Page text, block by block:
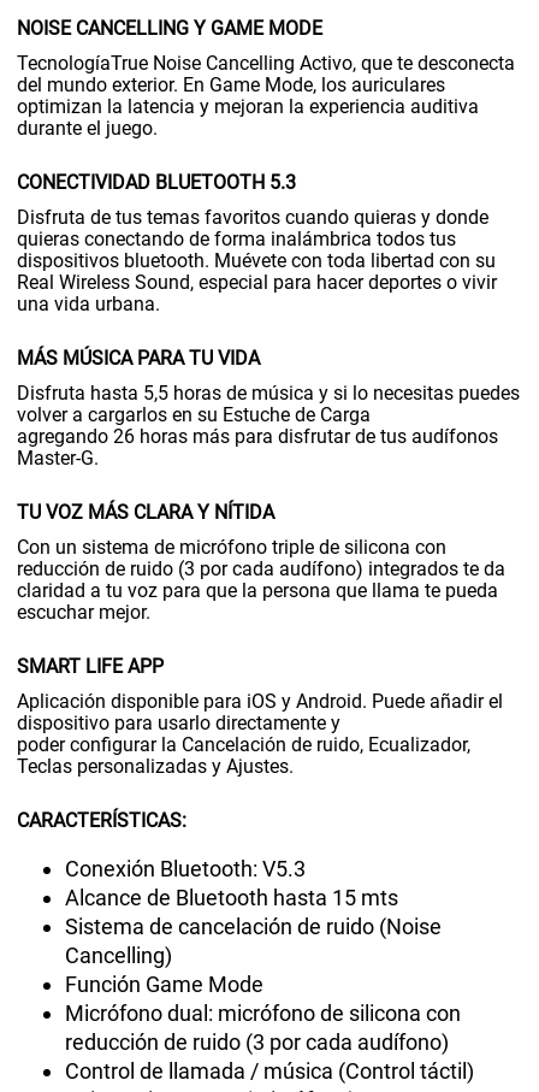
NOISE CANCELLING Y GAME MODE
TecnologíaTrue Noise Cancelling Activo, que te desconecta
del mundo exterior. En Game Mode, los auriculares
optimizan la latencia y mejoran la experiencia auditiva
durante el juego.
CONECTIVIDAD BLUETOOTH 5.3
Disfruta de tus temas favoritos cuando quieras y donde
quieras conectando de forma inalámbrica todos tus
dispositivos bluetooth. Muévete con toda libertad con su
Real Wireless Sound, especial para hacer deportes o vivir
una vida urbana.
MÁS MÚSICA PARA TU VIDA
Disfruta hasta 5,5 horas de música y si lo necesitas puedes
volver a cargarlos en su Estuche de Carga
agregando 26 horas más para disfrutar de tus audífonos
Master-G.
TU VOZ MÁS CLARA Y NÍTIDA
Con un sistema de micrófono triple de silicona con
reducción de ruido (3 por cada audífono) integrados te da
claridad a tu voz para que la persona que llama te pueda
escuchar mejor.
SMART LIFE APP
Aplicación disponible para iOS y Android. Puede añadir el
dispositivo para usarlo directamente y
poder configurar la Cancelación de ruido, Ecualizador,
Teclas personalizadas y Ajustes.
CARACTERÍSTICAS:
Conexión Bluetooth: V5.3
Alcance de Bluetooth hasta 15 mts
Sistema de cancelación de ruido (Noise
Cancelling)
Función Game Mode
Micrófono dual: micrófono de silicona con
reducción de ruido (3 por cada audífono)
Control de llamada / música (Control táctil)